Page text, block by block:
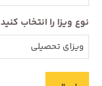
نوع ویزا را انتخاب کنید